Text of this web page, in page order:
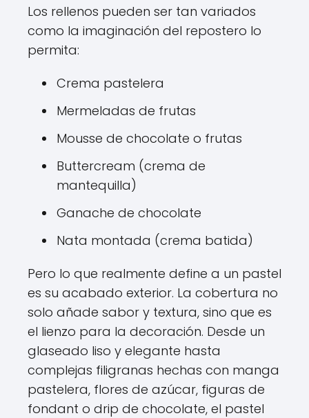
Los rellenos pueden ser tan variados
como la imaginación del repostero lo
permita:
Crema pastelera
Mermeladas de frutas
Mousse de chocolate o frutas
Buttercream (crema de
mantequilla)
Ganache de chocolate
Nata montada (crema batida)
Pero lo que realmente define a un pastel
es su acabado exterior. La cobertura no
solo añade sabor y textura, sino que es
el lienzo para la decoración. Desde un
glaseado liso y elegante hasta
complejas filigranas hechas con manga
pastelera, flores de azúcar, figuras de
fondant o drip de chocolate, el pastel